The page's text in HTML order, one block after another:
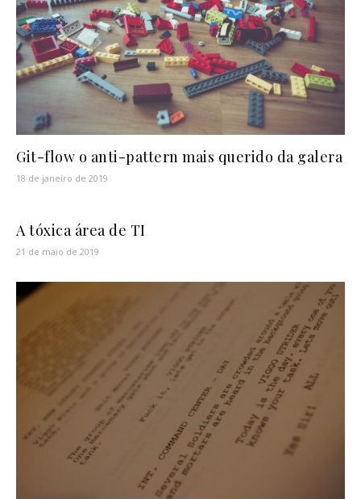
Git-flow o anti-pattern mais querido da galera
18 de janeiro de 2019
A tóxica área de TI
21 de maio de 2019